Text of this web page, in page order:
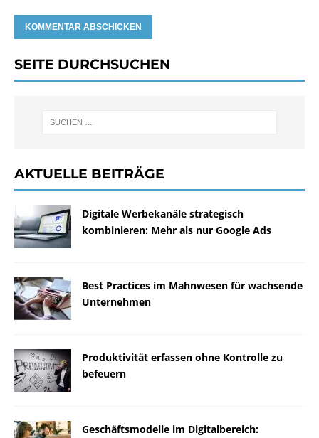
SEITE DURCHSUCHEN
AKTUELLE BEITRÄGE
Digitale Werbekanäle strategisch
kombinieren: Mehr als nur Google Ads
Best Practices im Mahnwesen für wachsende
Unternehmen
Produktivität erfassen ohne Kontrolle zu
befeuern
Geschäftsmodelle im Digitalbereich: